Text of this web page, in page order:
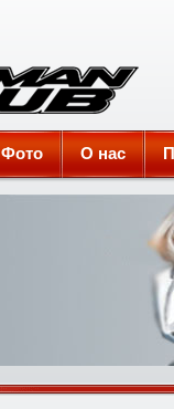
Фото О нас